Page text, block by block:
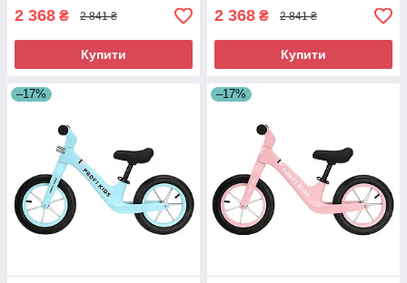
2 368 ₴ 2 841 ₴
Купити
2 368 ₴ 2 841 ₴
Купити
–17% –17%